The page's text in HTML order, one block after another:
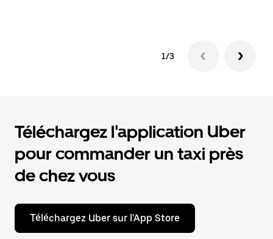
1/3
Téléchargez l'application Uber
pour commander un taxi près
de chez vous
Téléchargez Uber sur l'App Store